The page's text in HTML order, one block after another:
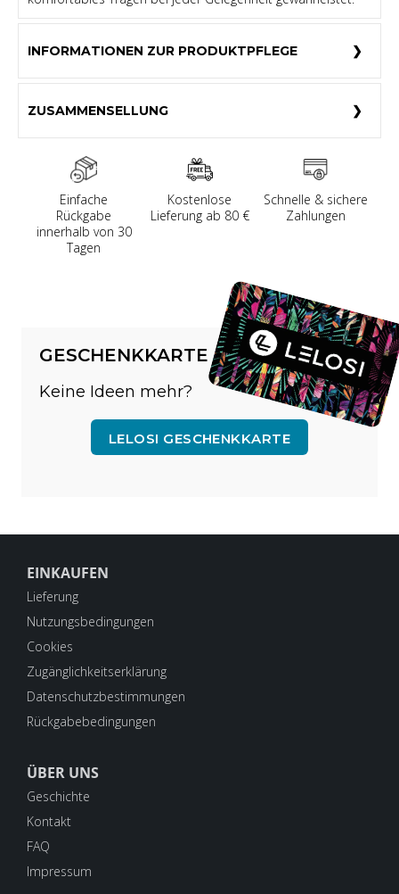
INFORMATIONEN ZUR PRODUKTPFLEGE
ZUSAMMENSELLUNG
Einfache
Rückgabe
innerhalb von 30
Tagen
Kostenlose
Lieferung ab 80 €
Schnelle & sichere
Zahlungen
GESCHENKKARTE
Keine Ideen mehr?
LELOSI GESCHENKKARTE
EINKAUFEN
Lieferung
Nutzungsbedingungen
Cookies
Zugänglichkeitserklärung
Datenschutzbestimmungen
Rückgabebedingungen
ÜBER UNS
Geschichte
Kontakt
FAQ
Impressum